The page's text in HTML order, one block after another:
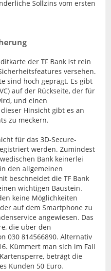
Sollzins vom ersten
der TF Bank ist rein
versehen.
sind hoch geprägt. Es gibt
auf der Rückseite, der für
und einen
Hinsicht gibt es an
zu meckern.
für das 3D-Secure-
werden. Zumindest
Bank keinerlei
den allgemeinen
beschneidet die TF Bank
wichtigen Baustein.
keine Möglichkeiten
auf dem Smartphone zu
angewiesen. Das
die über den
030 814566890. Alternativ
Kümmert man sich im Fall
beträgt die
Kunden 50 Euro.